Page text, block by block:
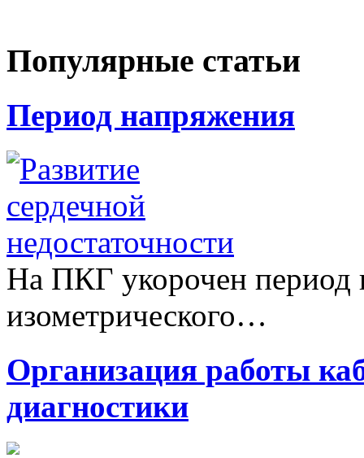
Популярные статьи
Период напряжения
На ПКГ укорочен период
изометрического…
Организация работы
диагностики